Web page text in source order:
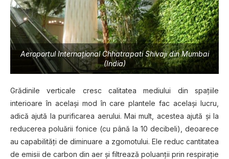
Aeroportul Internaţional Chhatrapati Shivaji din Mumbai
(India)
Grădinile verticale cresc calitatea mediului din spaţiile
interioare în acelaşi mod în care plantele fac acelaşi lucru,
adică ajută la purificarea aerului. Mai mult, acestea ajută şi la
reducerea poluării fonice (cu până la 10 decibeli), deoarece
au capabilităţi de diminuare a zgomotului. Ele reduc cantitatea
de emisii de carbon din aer şi filtrează poluanţii prin respiraţie